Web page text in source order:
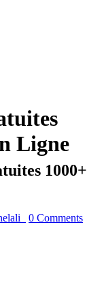
Ligne
1000+
0 Comments